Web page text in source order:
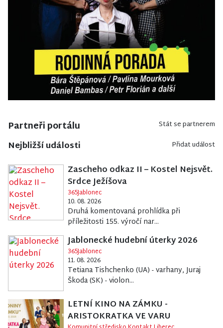
Partneři portálu Stát se partnerem
Nejbližší události Přidat událost
Zascheho odkaz II – Kostel Nejsvět.
Srdce Ježíšova
365Jablonec
10. 08. 2026
Druhá komentovaná prohlídka při
příležitosti 155. výročí nar...
Jablonecké hudební úterky 2026
365Jablonec
11. 08. 2026
Tetiana Tishchenko (UA) - varhany, Juraj
Škoda (SK) - violon...
LETNÍ KINO NA ZÁMKU -
ARISTOKRATKA VE VARU